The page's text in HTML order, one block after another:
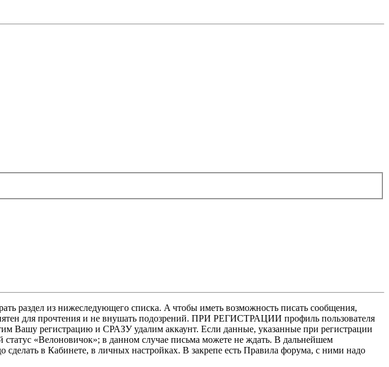
раздел из нижеследующего списка. A чтобы иметь возможность писать сообщения,
для прочтения и не внушать подозрений. ПРИ РЕГИСТРАЦИИ профиль пользователя
Вашу регистрацию и СРАЗУ удалим аккаунт. Если данные, указанные при регистрации
«Велоновичок»; в данном случае письма можете не ждать. В дальнейшем
в Кабинете, в личных настройках. В закрепе есть Правила форума, с ними надо